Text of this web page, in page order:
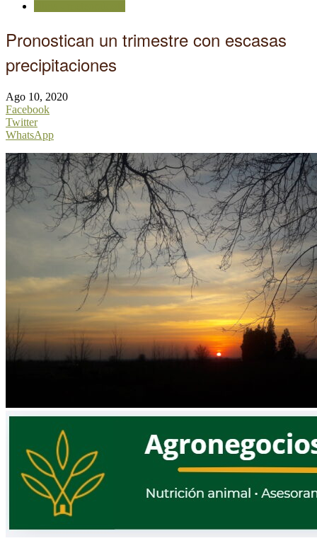
Pronostican un trimestre con escasas
precipitaciones
Ago 10, 2020
Facebook
Twitter
WhatsApp